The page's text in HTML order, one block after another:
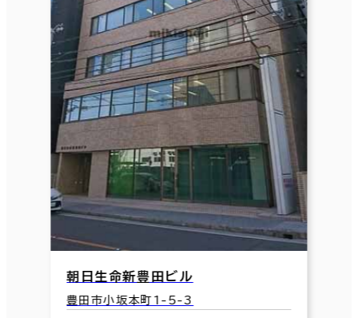
朝日生命新豊田ビル
豊田市小坂本町1-5-3